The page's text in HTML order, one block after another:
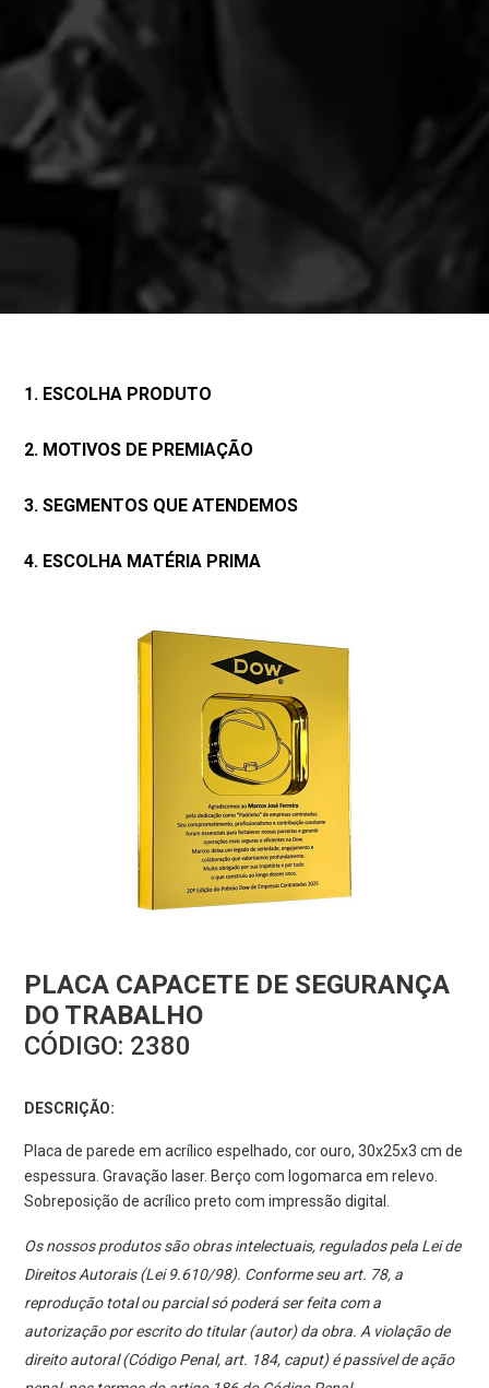
1. ESCOLHA PRODUTO
2. MOTIVOS DE PREMIAÇÃO
3. SEGMENTOS QUE ATENDEMOS
4. ESCOLHA MATÉRIA PRIMA
PLACA CAPACETE DE SEGURANÇA
DO TRABALHO
CÓDIGO: 2380
DESCRIÇÃO:
Placa de parede em acrílico espelhado, cor ouro, 30x25x3 cm de
espessura. Gravação laser. Berço com logomarca em relevo.
Sobreposição de acrílico preto com impressão digital.
Os nossos produtos são obras intelectuais, regulados pela Lei de
Direitos Autorais (Lei 9.610/98). Conforme seu art. 78, a
reprodução total ou parcial só poderá ser feita com a
autorização por escrito do titular (autor) da obra. A violação de
direito autoral (Código Penal, art. 184, caput) é passível de ação